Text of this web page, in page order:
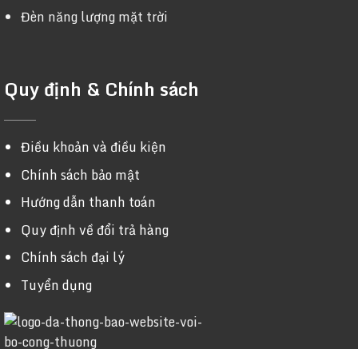
Đèn năng lượng mặt trời
Quy định & Chính sách
Điều khoản và điều kiện
Chính sách bảo mật
Hướng dẫn thanh toán
Quy định về đổi trả hàng
Chính sách đại lý
Tuyển dụng